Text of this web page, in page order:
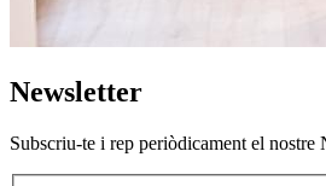
Newsletter
Subscriu-te i rep periòdicament el nostre